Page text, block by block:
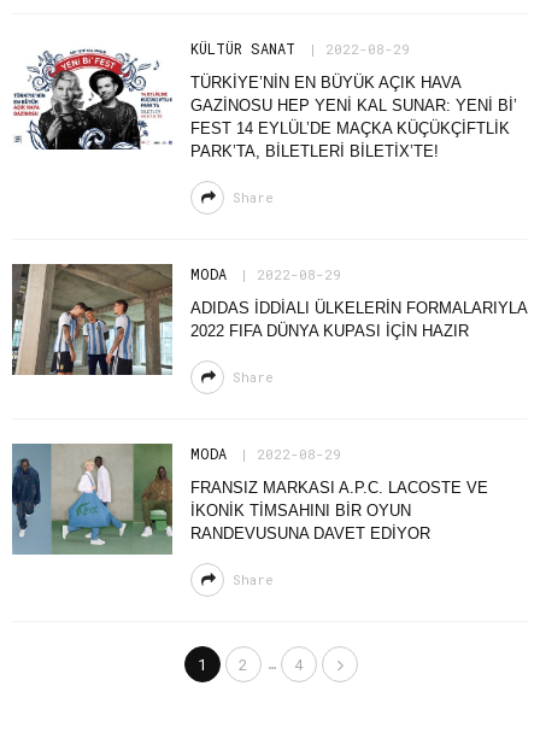
KÜLTÜR SANAT
2022-08-29
TÜRKIYE’NIN EN BÜYÜK AÇIK HAVA
GAZINOSU HEP YENI KAL SUNAR: YENI BI’
FEST 14 EYLÜL’DE MAÇKA KÜÇÜKÇIFTLIK
PARK’TA, BILETLERI BILETIX’TE!
Share
MODA
2022-08-29
ADIDAS İDDİALI ÜLKELERİN FORMALARIYLA
2022 FIFA DÜNYA KUPASI İÇİN HAZIR
Share
MODA
2022-08-29
FRANSIZ MARKASI A.P.C. LACOSTE VE
İKONİK TİMSAHINI BİR OYUN
RANDEVUSUNA DAVET EDİYOR
Share
1 2 … 4